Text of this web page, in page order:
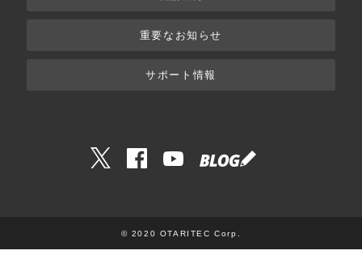
重要なお知らせ
サポート情報
© 2020 OTARITEC Corp.